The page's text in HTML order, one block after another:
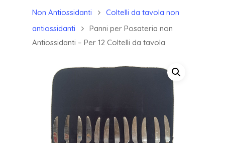
Non Antiossidanti
Coltelli da tavola non
antiossidanti
Panni per Posateria non
Antiossidanti – Per 12 Coltelli da tavola